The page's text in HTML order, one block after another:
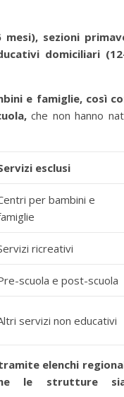
sezioni
domiciliari
e famiglie, così
che non hanno
esclusi
per bambini e
ricreativi
scuola e post-scuola
servizi non educativi
elenchi
le strutture